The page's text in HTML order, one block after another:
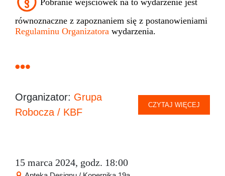
Pobranie wejściówek na to wydarzenie jest
równoznaczne z zapoznaniem się z postanowieniami
Regulaminu Organizatora wydarzenia.
Organizator: Grupa
Robocza / KBF
CZYTAJ WIĘCEJ
15 marca 2024, godz. 18:00